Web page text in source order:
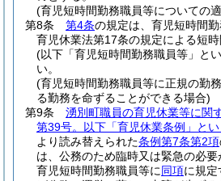
(育児短時間勤務職員等についての
第8条
第4条の規定は、育児短時間
育児休業法第17条の規定による短
(以下「育児短時間勤務職員等」と
い。
(育児短時間勤務職員等に正規の勤
る勤務を命ずることができる場合)
第9条
湧別町職員の育児休業等に関
第39号。以下「育児休業条例」と
より読み替えられた条例第7条第2項
は、公務のため臨時又は緊急の必要
育児短時間勤務職員等に同項に規